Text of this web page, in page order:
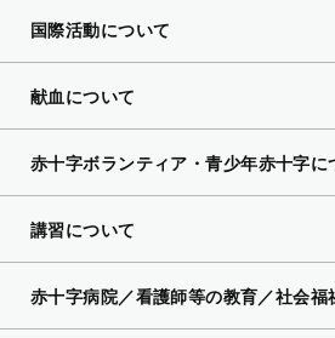
国際活動について
献血について
赤十字ボランティア・青少年赤十字に
講習について
赤十字病院／看護師等の教育／社会福